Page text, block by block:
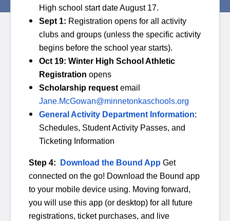
Hệ thống Trường Công lập Minnetonka/ Hoạt động
Thể thao trung học /Thể thao
Thể thao
Greetings MHS Students, Families and Supporters!
Các hoạt động bao gồm thể thao, câu lạc bộ & các
chương trình bồi dưỡng kiến thức, cùng các môn thể
thao giải trí là một phần quan trọng trong văn hóa của
trường MHS. Chúng tôi tự hào mang đến hàng trăm cơ
hội để các em hòa nhập, kết bạn mới và đóng góp cho
cộng đồng. Chắc chắn ai cũng sẽ tìm thấy điều phù hợp
với mình!
High school start date August 17.
Sept 1: Registration opens for all activity
clubs and groups (unless the specific activity
begins before the school year starts).
Oct 19: Winter High School Athletic
Registration opens
Scholarship requestemail
Jane.McGowan@minnetonkaschools.org
General Activity Department Information:
Schedules, Student Activity Passes, and
Ticketing Information
Step 4: Download the Bound App Get
connected on the go! Download the Bound app
to your mobile device using. Moving forward,
you will use this app (or desktop) for all future
registrations, ticket purchases, and live